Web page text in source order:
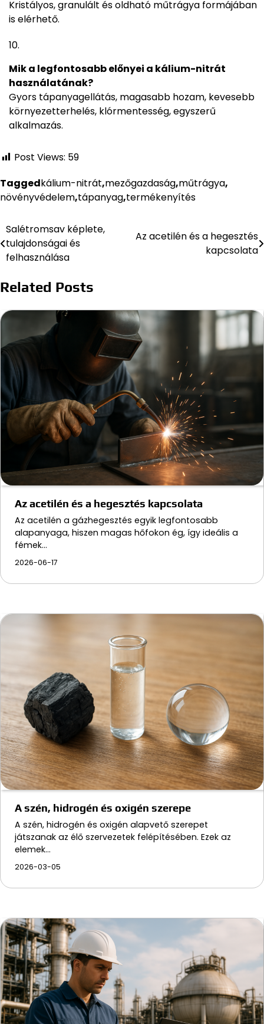
Kristályos, granulált és oldható műtrágya formájában
is elérhető.
Mik a legfontosabb előnyei a kálium-nitrát
használatának?
Gyors tápanyagellátás, magasabb hozam, kevesebb
környezetterhelés, klórmentesség, egyszerű
alkalmazás.
Post Views: 59
Taggedkálium-nitrát,mezőgazdaság,műtrágya,
növényvédelem,tápanyag,termékenyítés
Bejegyzés
navigáció
Salétromsav képlete,
tulajdonságai és
felhasználása
Az acetilén és a hegesztés
kapcsolata
Related Posts
Az acetilén és a hegesztés kapcsolata
Az acetilén a gázhegesztés egyik legfontosabb
alapanyaga, hiszen magas hőfokon ég, így ideális a
fémek…
2026-06-17
A szén, hidrogén és oxigén szerepe
A szén, hidrogén és oxigén alapvető szerepet
játszanak az élő szervezetek felépítésében. Ezek az
elemek…
2026-03-05